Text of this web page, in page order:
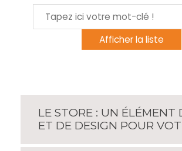
LE STORE : UN ÉLÉMENT
ET DE DESIGN POUR